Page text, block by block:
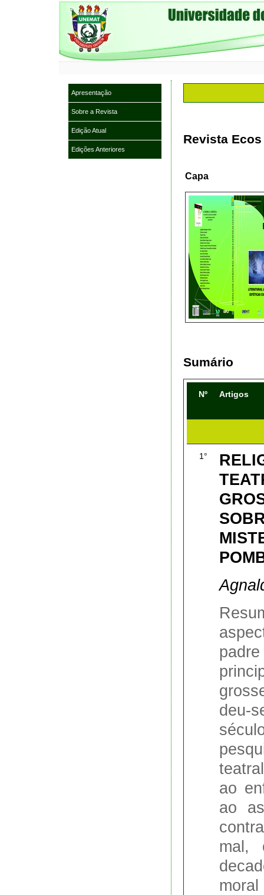
Apresentação
Sobre a Revista
Edição Atual
Edições Anteriores
Revista Ecos
Capa
Sumário
Nº Artigos
1°
deu-
ao
ao
mal,
moral